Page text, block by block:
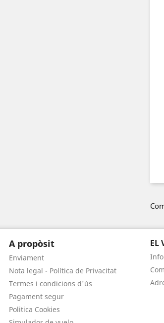
A propòsit
Enviament
Nota legal - Política de Privacitat
Termes i condicions d'ús
Pagament segur
Politica Cookies
EL